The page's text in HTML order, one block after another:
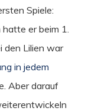
Spiele:
er beim 1.
den Lilien war
in jedem
Aber darauf